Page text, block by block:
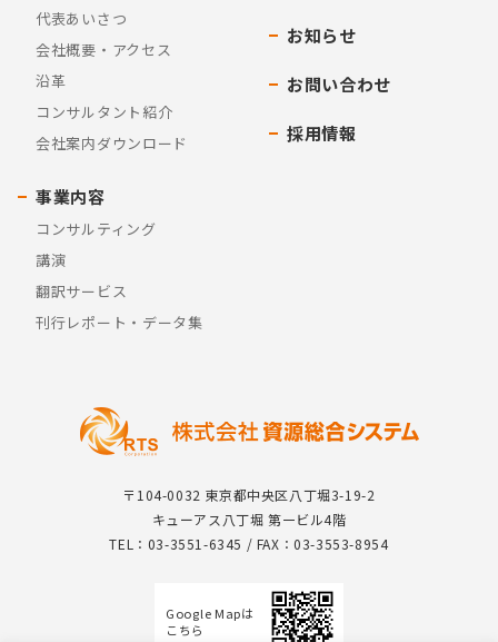
〒104-0032 東京都中央区八丁堀3-19-2
キューアス八丁堀 第一ビル4階
TEL：03-3551-6345 / FAX：03-3553-8954
Google Mapは
こちら
代表あいさつ
会社概要・アクセス
沿革
コンサルタント紹介
会社案内ダウンロード
事業内容
コンサルティング
講演
翻訳サービス
刊行レポート・データ集
お知らせ
お問い合わせ
採用情報